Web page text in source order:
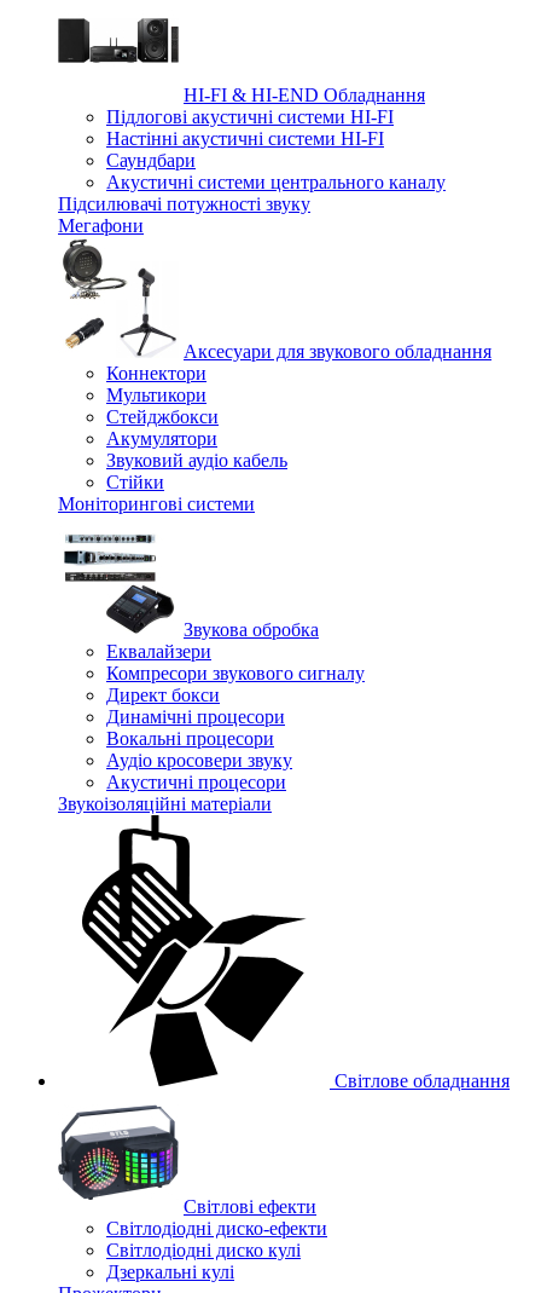
HI-FI & HI-END Обладнання
Підлогові акустичні системи HI-FI
Настінні акустичні системи HI-FI
Саундбари
Акустичні системи центрального каналу
Підсилювачі потужності звуку
Мегафони
Аксесуари для звукового обладнання
Коннектори
Мультикори
Стейджбокси
Акумулятори
Звуковий аудіо кабель
Стійки
Моніторингові системи
Звукова обробка
Еквалайзери
Компресори звукового сигналу
Директ бокси
Динамічні процесори
Вокальні процесори
Аудіо кросовери звуку
Акустичні процесори
Звукоізоляційні матеріали
Світлове обладнання
Cвітлові ефекти
Світлодіодні диско-ефекти
Світлодіодні диско кулі
Дзеркальні кулі